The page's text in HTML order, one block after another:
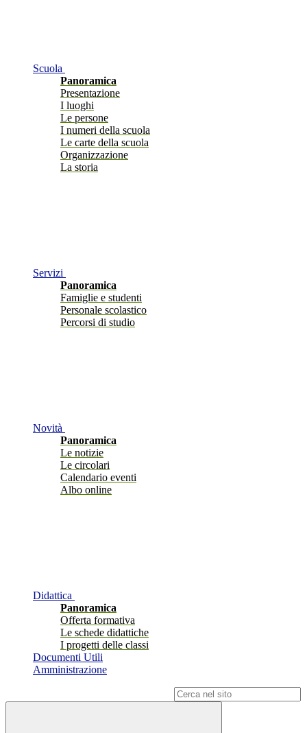
Scuola
Panoramica
Presentazione
I luoghi
Le persone
I numeri della scuola
Le carte della scuola
Organizzazione
La storia
Servizi
Panoramica
Famiglie e studenti
Personale scolastico
Percorsi di studio
Novità
Panoramica
Le notizie
Le circolari
Calendario eventi
Albo online
Didattica
Panoramica
Offerta formativa
Le schede didattiche
I progetti delle classi
Documenti Utili
Amministrazione